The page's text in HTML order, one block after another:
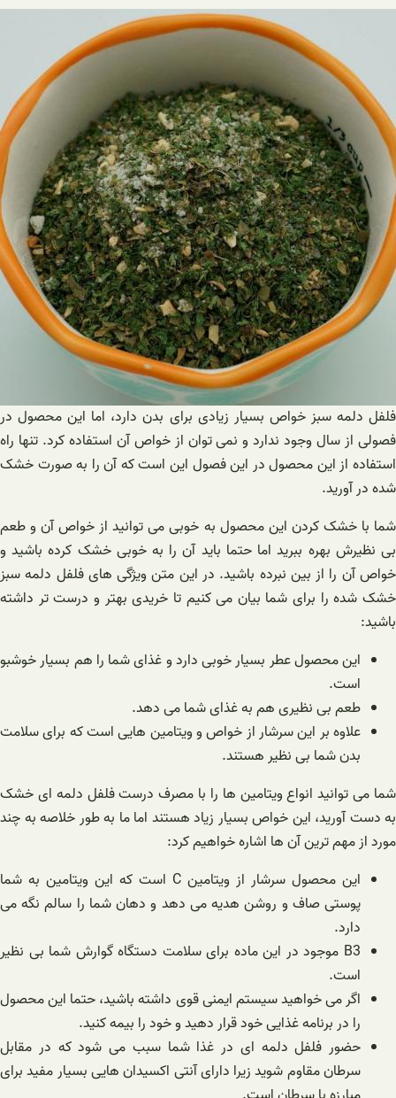
فلفل دلمه سبز خواص بسیار زیادی برای بدن دارد، اما این محصول در
فصولی از سال وجود ندارد و نمی توان از خواص آن استفاده کرد. تنها راه
استفاده از این محصول در این فصول این است که آن را به صورت خشک
شده در آورید.
شما با خشک کردن این محصول به خوبی می توانید از خواص آن و طعم
بی نظیرش بهره ببرید اما حتما باید آن را به خوبی خشک کرده باشید و
خواص آن را از بین نبرده باشید. در این متن ویژگی های فلفل دلمه سبز
خشک شده را برای شما بیان می کنیم تا خریدی بهتر و درست تر داشته
باشید:
این محصول عطر بسیار خوبی دارد و غذای شما را هم بسیار خوشبو
است.
طعم بی نظیری هم به غذای شما می دهد.
علاوه بر این سرشار از خواص و ویتامین هایی است که برای سلامت
بدن شما بی نظیر هستند.
شما می توانید انواع ویتامین ها را با مصرف درست فلفل دلمه ای خشک
به دست آورید، این خواص بسیار زیاد هستند اما ما به طور خلاصه به چند
مورد از مهم ترین آن ها اشاره خواهیم کرد:
این محصول سرشار از ویتامین C است که این ویتامین به شما
پوستی صاف و روشن هدیه می دهد و دهان شما را سالم نگه می
دارد.
B3 موجود در این ماده برای سلامت دستگاه گوارش شما بی نظیر
است.
اگر می خواهید سیستم ایمنی قوی داشته باشید، حتما این محصول
را در برنامه غذایی خود قرار دهید و خود را بیمه کنید.
حضور فلفل دلمه ای در غذا شما سبب می شود که در مقابل
سرطان مقاوم شوید زیرا دارای آنتی اکسیدان هایی بسیار مفید برای